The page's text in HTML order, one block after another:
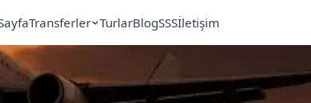
Transferler TurlarBlogSSSİletişim